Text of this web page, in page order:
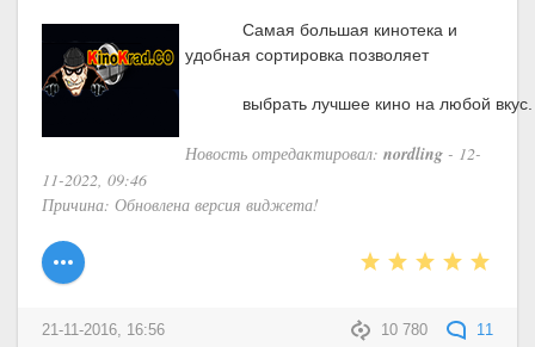
Самая большая кинотека и
удобная сортировка позволяет
выбрать лучшее кино на любой вкус.
Новость отредактировал: nordling - 12-
11-2022, 09:46
Причина: Обновлена версия виджета!
10 780 11
21-11-2016, 16:56